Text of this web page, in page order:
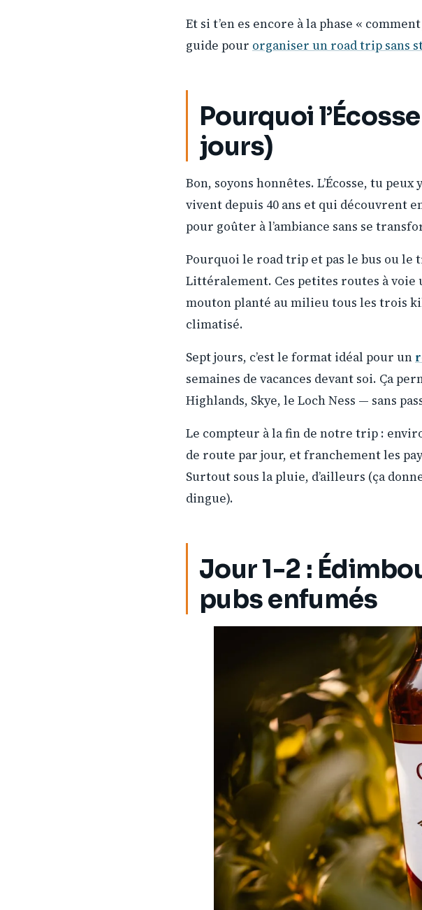
Et si t’en es encore à la phase «
guide pour organiser un road trip sans
Pourquoi
jours)
Bon, soyons honnêtes. L’Écosse, tu peux
vivent depuis 40 ans et qui découvrent
pour goûter à l’ambiance sans se
Pourquoi le road trip et pas le bus ou le
Littéralement. Ces petites routes à
mouton planté au milieu tous les trois
climatisé.
Sept jours, c’est le format idéal pour un
semaines de vacances devant soi. Ça
Highlands, Skye, le Loch Ness — sans
Le compteur à la fin de notre trip :
de route par jour, et franchement les
Surtout sous la pluie, d’ailleurs (ça
dingue).
Jour 1-2 :
pubs enfumés